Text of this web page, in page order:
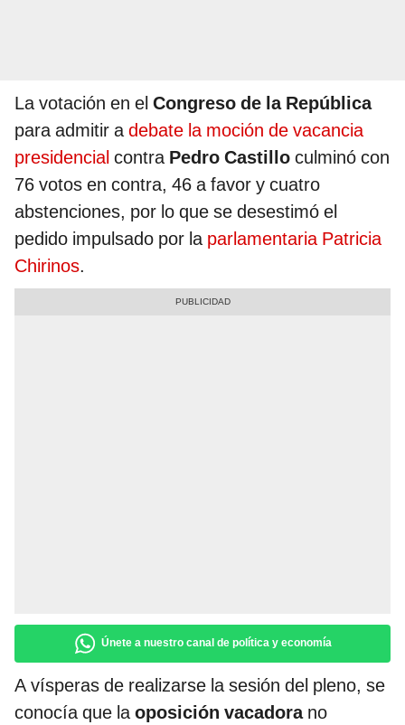
La votación en el Congreso de la República
para admitir adebate la moción de vacancia
presidencial contra Pedro Castillo culminó con
76 votos en contra, 46 a favor y cuatro
abstenciones, por lo que se desestimó el
pedido impulsado por la parlamentaria Patricia
Chirinos.
Únete a nuestro canal de política y economía
A vísperas de realizarse la sesión del pleno, se
conocía que laoposición vacadorano